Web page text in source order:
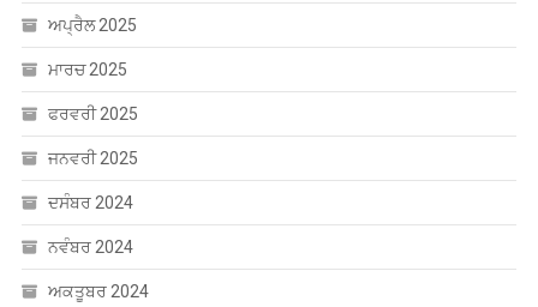
ਅਪ੍ਰੈਲ 2025
ਮਾਰਚ 2025
ਫਰਵਰੀ 2025
ਜਨਵਰੀ 2025
ਦਸੰਬਰ 2024
ਨਵੰਬਰ 2024
ਅਕਤੂਬਰ 2024